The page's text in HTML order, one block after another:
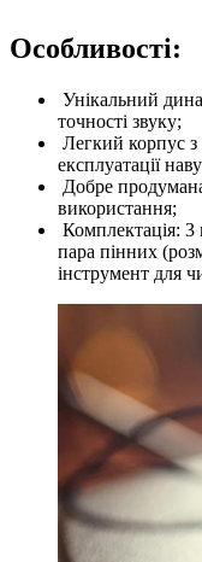
Особливості:
Унікальний
точності звуку;
Легкий корпус з
експлуатації
Добре
використання;
Комплектація: 3
пара пінних
інструмент для